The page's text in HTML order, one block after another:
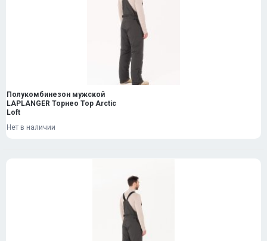
Полукомбинезон мужской
LAPLANGER Торнео Top Arctic
Loft
Нет в наличии